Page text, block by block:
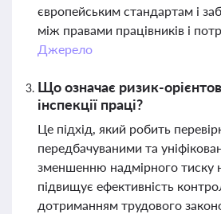
європейським стандартам і
між правами працівників і
Джерело
Що означає ризик-
інспекції праці?
Це підхід, який робить
передбачуваними та
зменшенню надмірного тиску
підвищує ефективність
дотриманням трудового